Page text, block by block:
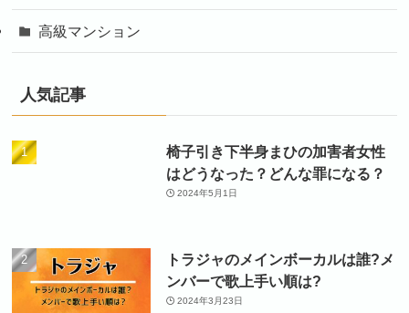
高級マンション
人気記事
椅子引き下半身まひの加害者女性
はどうなった？どんな罪になる？
2024年5月1日
トラジャのメインボーカルは誰?メ
ンバーで歌上手い順は?
2024年3月23日